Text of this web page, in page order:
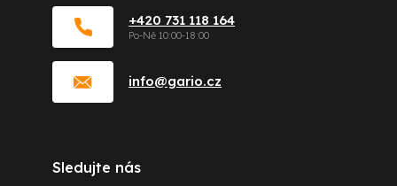
info@gario.cz
+420 731 118 164
Sledujte nás